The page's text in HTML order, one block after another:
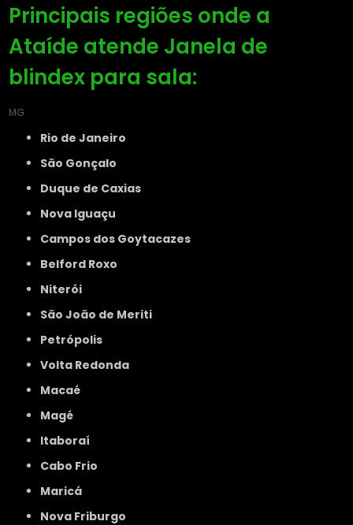
Principais regiões onde a
Ataíde atende Janela de
blindex para sala:
MG
Rio de Janeiro
São Gonçalo
Duque de Caxias
Nova Iguaçu
Campos dos Goytacazes
Belford Roxo
Niterói
São João de Meriti
Petrópolis
Volta Redonda
Macaé
Magé
Itaboraí
Cabo Frio
Maricá
Nova Friburgo